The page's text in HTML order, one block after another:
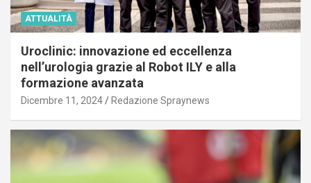
ATTUALITÀ
Uroclinic: innovazione ed eccellenza
nell’urologia grazie al Robot ILY e alla
formazione avanzata
Dicembre 11, 2024 Redazione Spraynews